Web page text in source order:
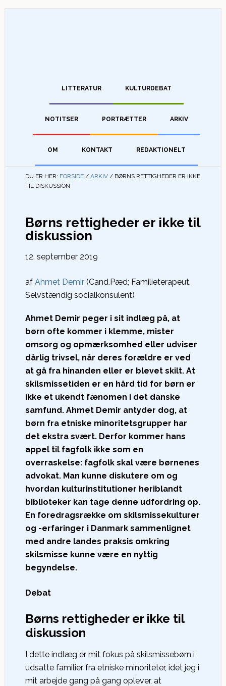
LITTERATUR KULTURDEBAT
NOTITSER PORTRÆTTER ARKIV
OM KONTAKT REDAKTIONELT
DU ER HER: FORSIDE / ARKIV /BØRNS RETTIGHEDER ER IKKE
TIL DISKUSSION
Børns rettigheder er ikke til
diskussion
12. september 2019
af Ahmet Demir(Cand.Pæd; Familieterapeut,
Selvstændig socialkonsulent)
Ahmet Demir peger i sit indlæg på, at
børn ofte kommer i klemme, mister
omsorg og opmærksomhed eller udviser
dårlig trivsel, når deres forældre er ved
at gå fra hinanden eller er blevet skilt. At
skilsmissetiden er en hård tid for børn er
ikke et ukendt fænomen i det danske
samfund. Ahmet Demir antyder dog, at
børn fra etniske minoritetsgrupper har
det ekstra svært. Derfor kommer hans
appel til fagfolk ikke som en
overraskelse: fagfolk skal være børnenes
advokat. Man kunne diskutere om og
hvordan kulturinstitutioner heriblandt
biblioteker kan tage denne udfordring op.
En foredragsrække om skilsmissekulturer
og -erfaringer i Danmark sammenlignet
med andre landes praksis omkring
skilsmisse kunne være en nyttig
begyndelse.
Debat
Børns rettigheder er ikke til
diskussion
I dette indlæg er mit fokus på skilsmissebørn i
udsatte familier fra etniske minoriteter, idet jeg i
mit arbejde gang på gang oplever, at